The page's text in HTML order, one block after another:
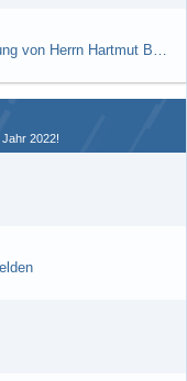
17. Zaun am Friedhof von Huppert (Meldung von Herrn Hartmut Bender)
2022!